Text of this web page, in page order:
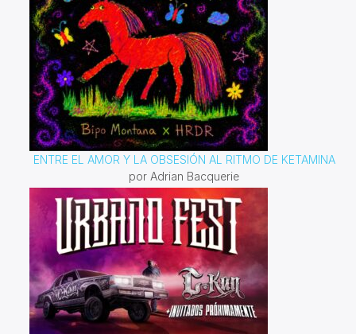
ENTRE EL AMOR Y LA OBSESIÓN AL RITMO DE KETAMINA
por Adrian Bacquerie